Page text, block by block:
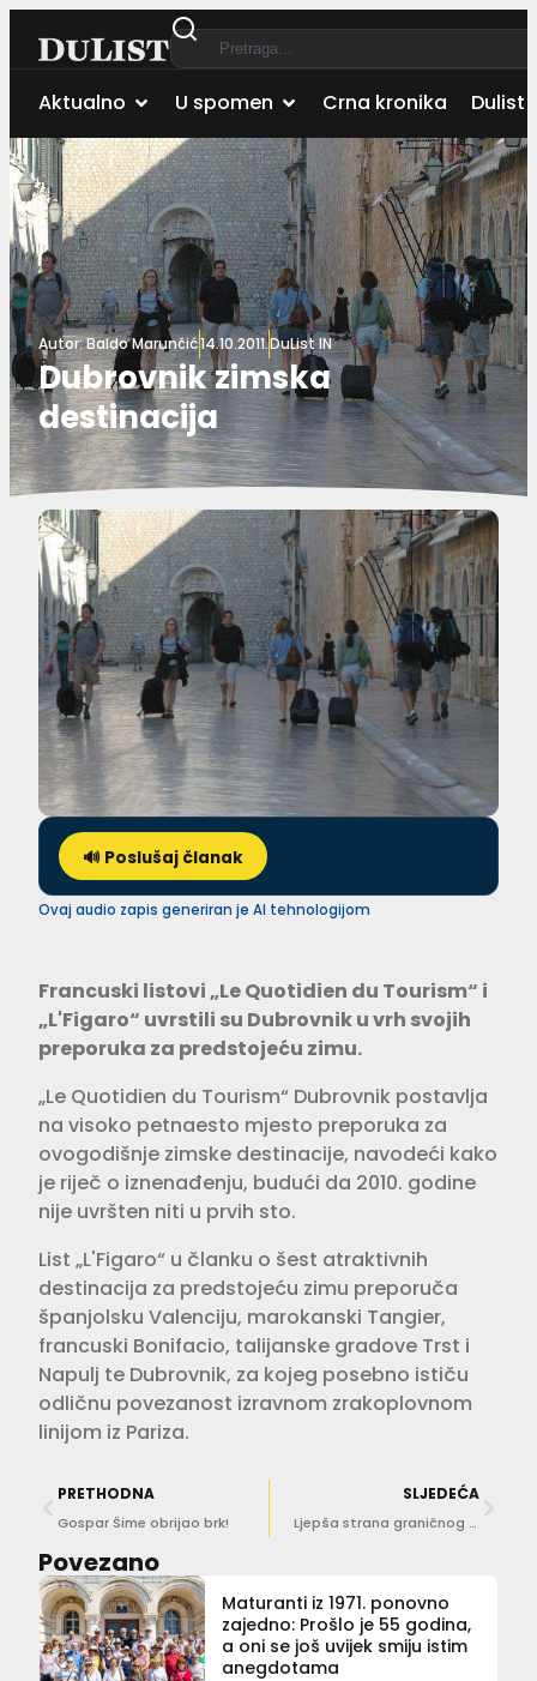
Aktualno U spomen Crna kronika Dulist
Autor:Baldo Marunčić14.10.2011.DuList IN
Dubrovnik zimska
destinacija
🔊 Poslušaj članak
Ovaj audio zapis generiran je AI tehnologijom
Francuski listovi „Le Quotidien du Tourism“ i
„L'Figaro“ uvrstili su Dubrovnik u vrh svojih
preporuka za predstojeću zimu.
„Le Quotidien du Tourism“ Dubrovnik postavlja
na visoko petnaesto mjesto preporuka za
ovogodišnje zimske destinacije, navodeći kako
je riječ o iznenađenju, budući da 2010. godine
nije uvršten niti u prvih sto.
List „L'Figaro“ u članku o šest atraktivnih
destinacija za predstojeću zimu preporuča
španjolsku Valenciju, marokanski Tangier,
francuski Bonifacio, talijanske gradove Trst i
Napulj te Dubrovnik, za kojeg posebno ističu
odličnu povezanost izravnom zrakoplovnom
linijom iz Pariza.
PRETHODNA
Gospar Šime obrijao brk!
SLJEDEĆA
Ljepša strana graničnog prijelaza
Povezano
Maturanti iz 1971. ponovno
zajedno: Prošlo je 55 godina,
a oni se još uvijek smiju istim
anegdotama